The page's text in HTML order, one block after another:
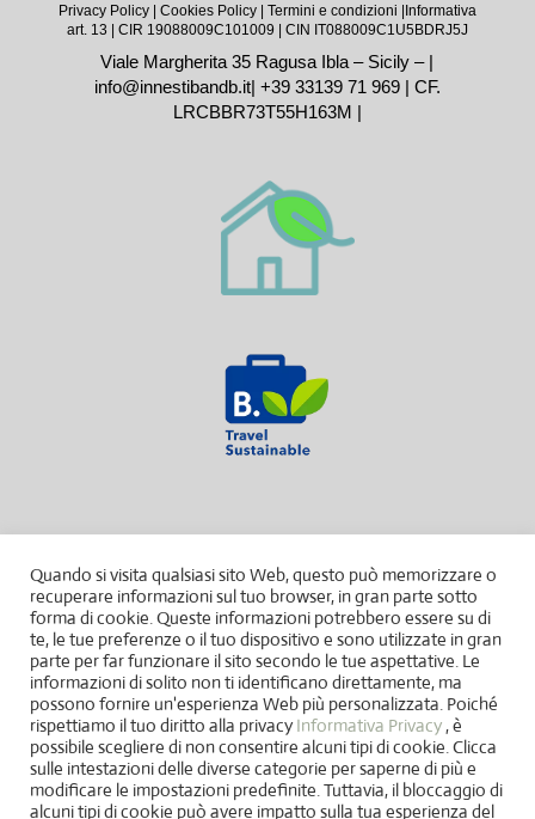
Privacy Policy| Cookies Policy| Termini e condizioni |Informativa
art. 13 | CIR 19088009C101009 | CIN IT088009C1U5BDRJ5J
Viale Margherita 35 Ragusa Ibla – Sicily – |
info@innestibandb.it| +39 33139 71 969| CF.
LRCBBR73T55H163M |
Quando si visita qualsiasi sito Web, questo può memorizzare o
recuperare informazioni sul tuo browser, in gran parte sotto
forma di cookie. Queste informazioni potrebbero essere su di
te, le tue preferenze o il tuo dispositivo e sono utilizzate in gran
parte per far funzionare il sito secondo le tue aspettative. Le
informazioni di solito non ti identificano direttamente, ma
possono fornire un'esperienza Web più personalizzata. Poiché
rispettiamo il tuo diritto alla privacyInformativa Privacy, è
possibile scegliere di non consentire alcuni tipi di cookie. Clicca
sulle intestazioni delle diverse categorie per saperne di più e
modificare le impostazioni predefinite. Tuttavia, il bloccaggio di
alcuni tipi di cookie può avere impatto sulla tua esperienza del